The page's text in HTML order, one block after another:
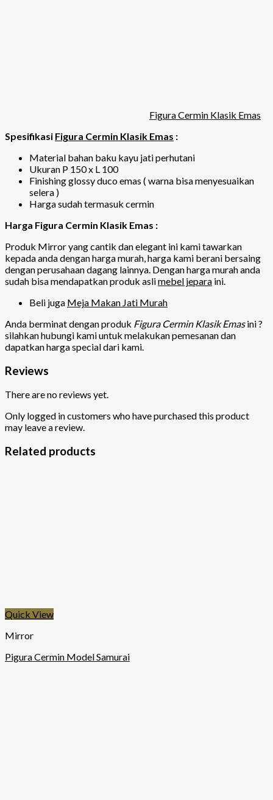
Figura Cermin Klasik Emas
Spesifikasi Figura Cermin Klasik Emas :
Material bahan baku kayu jati perhutani
Ukuran P 150 x L 100
Finishing glossy duco emas ( warna bisa menyesuaikan
selera )
Harga sudah termasuk cermin
Harga Figura Cermin Klasik Emas :
Produk Mirror yang cantik dan elegant ini kami tawarkan
kepada anda dengan harga murah, harga kami berani bersaing
dengan perusahaan dagang lainnya. Dengan harga murah anda
sudah bisa mendapatkan produk aslimebel jepara ini.
Beli juga Meja Makan Jati Murah
Anda berminat dengan produk Figura Cermin Klasik Emasini ?
silahkan hubungi kami untuk melakukan pemesanan dan
dapatkan harga special dari kami.
Reviews
There are no reviews yet.
Only logged in customers who have purchased this product
may leave a review.
Related products
Quick View
Mirror
Pigura Cermin Model Samurai